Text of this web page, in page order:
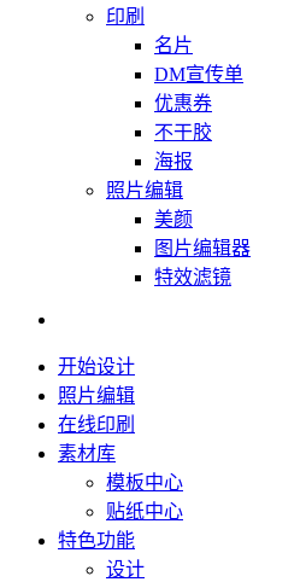
印刷
名片
DM宣传单
优惠券
不干胶
海报
照片编辑
美颜
图片编辑器
特效滤镜
开始设计
照片编辑
在线印刷
素材库
模板中心
贴纸中心
特色功能
设计